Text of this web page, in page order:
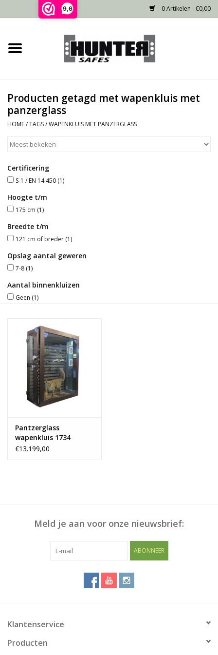
9,6 0 Artikelen - €0,00
Home
Gecertificeerd
Niet gecertificeerd
Recente projecten
Opties
Blog
Producten getagd met wapenkluis met
panzerglass
HOME/TAGS/WAPENKLUIS MET PANZERGLASS
Certificering
S-1 / EN 14 450 (1)
Hoogte t/m
175 cm (1)
Breedte t/m
121 cm of breder (1)
Opslag aantal geweren
7-8 (1)
Aantal binnenkluizen
Geen (1)
Pantzerglass
wapenkluis 1734
€13.199,00
Meld je aan voor onze nieuwsbrief:
ABONNEER
Klantenservice
Producten